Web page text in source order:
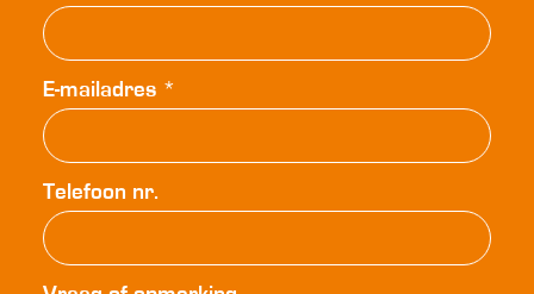
E-mailadres *
Telefoon nr.